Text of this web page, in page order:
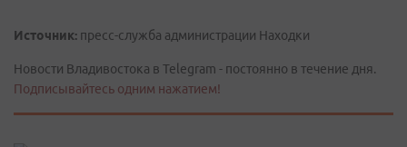
Источник: пресс-служба администрации Находки
Новости Владивостока в Telegram - постоянно в течение дня.
Подписывайтесь одним нажатием!